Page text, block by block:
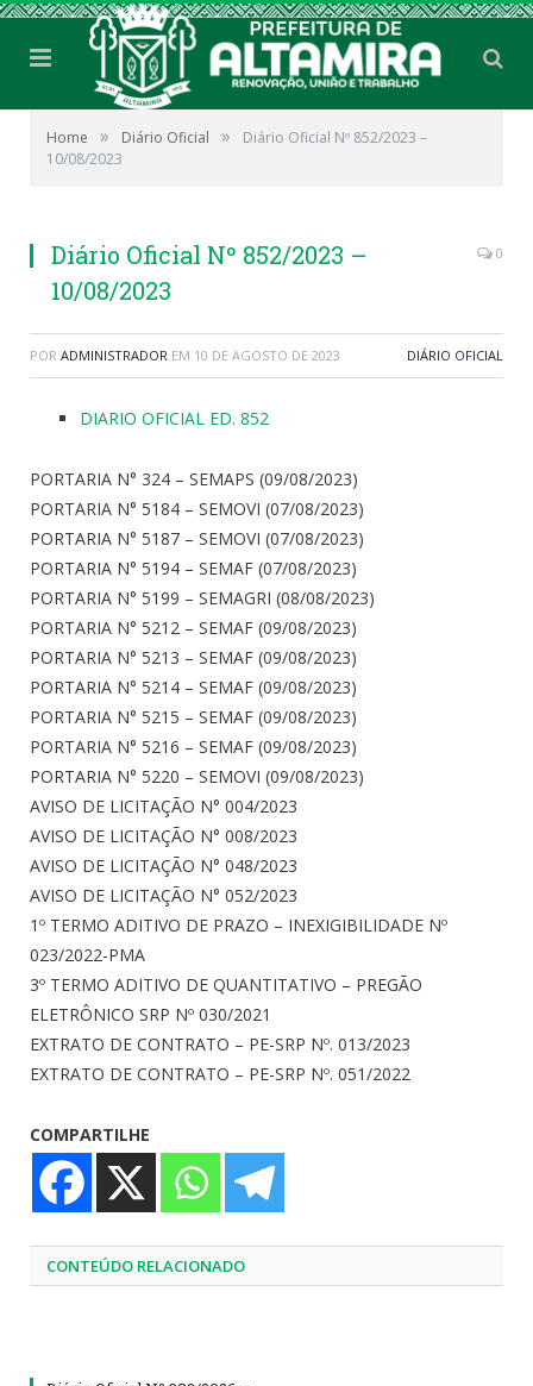
Home » Diário Oficial »
Diário Oficial Nº 852/2023 –
10/08/2023
Diário Oficial Nº 852/2023 –
10/08/2023
0
POR ADMINISTRADOR EM 10 DE AGOSTO DE 2023 DIÁRIO OFICIAL
DIARIO OFICIAL ED. 852
PORTARIA N° 324 – SEMAPS (09/08/2023)
PORTARIA N° 5184 – SEMOVI (07/08/2023)
PORTARIA N° 5187 – SEMOVI (07/08/2023)
PORTARIA N° 5194 – SEMAF (07/08/2023)
PORTARIA N° 5199 – SEMAGRI (08/08/2023)
PORTARIA N° 5212 – SEMAF (09/08/2023)
PORTARIA N° 5213 – SEMAF (09/08/2023)
PORTARIA N° 5214 – SEMAF (09/08/2023)
PORTARIA N° 5215 – SEMAF (09/08/2023)
PORTARIA N° 5216 – SEMAF (09/08/2023)
PORTARIA N° 5220 – SEMOVI (09/08/2023)
AVISO DE LICITAÇÃO N° 004/2023
AVISO DE LICITAÇÃO N° 008/2023
AVISO DE LICITAÇÃO N° 048/2023
AVISO DE LICITAÇÃO N° 052/2023
1º TERMO ADITIVO DE PRAZO – INEXIGIBILIDADE Nº
023/2022-PMA
3º TERMO ADITIVO DE QUANTITATIVO – PREGÃO
ELETRÔNICO SRP Nº 030/2021
EXTRATO DE CONTRATO – PE-SRP Nº. 013/2023
EXTRATO DE CONTRATO – PE-SRP Nº. 051/2022
COMPARTILHE
CONTEÚDO RELACIONADO